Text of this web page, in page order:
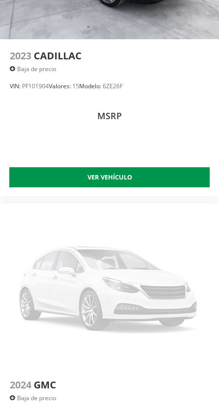
2023 CADILLAC
Baja de precio
VIN: PF101904Valores: 15Modelo:6ZE26F
MSRP
VER VEHÍCULO
2024 GMC
Baja de precio